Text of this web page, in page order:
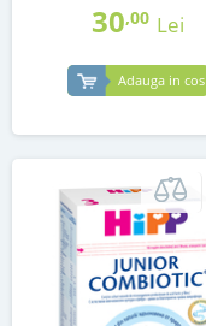
30,00 Lei
Adauga in cos